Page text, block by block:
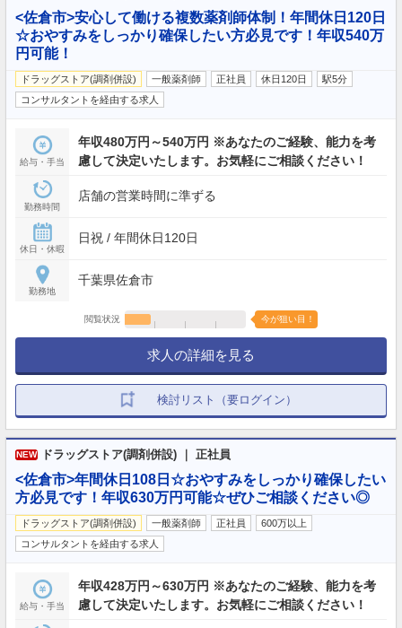
<佐倉市>安心して働ける複数薬剤師体制！年間休日120日
☆おやすみをしっかり確保したい方必見です！年収540万
円可能！
ドラッグストア(調剤併設) 一般薬剤師 正社員 休日120日
駅5分
コンサルタントを経由する求人
給与・手当
年収480万円～540万円 ※あなたのご経験、能力を考
慮して決定いたします。お気軽にご相談ください！
勤務時間
店舗の営業時間に準ずる
休日・休暇
日祝 / 年間休日120日
勤務地
千葉県佐倉市
閲覧状況 今が狙い目！
求人の詳細を見る
検討リスト（要ログイン）
NEW ドラッグストア(調剤併設) ｜ 正社員
<佐倉市>年間休日108日☆おやすみをしっかり確保したい
方必見です！年収630万円可能☆ぜひご相談ください◎
ドラッグストア(調剤併設) 一般薬剤師 正社員
600万以上
コンサルタントを経由する求人
給与・手当
年収428万円～630万円 ※あなたのご経験、能力を考
慮して決定いたします。お気軽にご相談ください！